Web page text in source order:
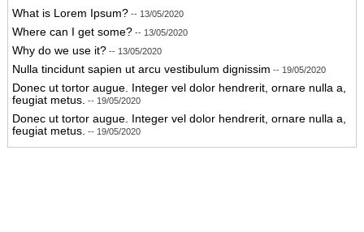
What is Lorem Ipsum?
Where can I get some?
Why do we use it?
Nulla tincidunt sapien ut arcu vestibulum dignissim
Donec ut tortor augue. Integer vel dolor hendrerit, ornare nulla a,
feugiat metus. -- 19/05/2020
Donec ut tortor augue. Integer vel dolor hendrerit, ornare nulla a,
feugiat metus. -- 19/05/2020
Integer nec ante quis eros vehicula sodales at ullamcorper dolor.